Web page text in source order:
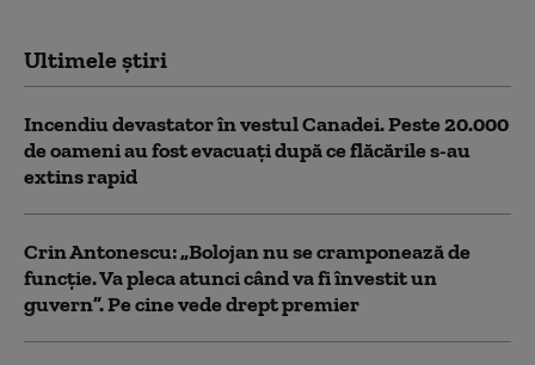
Ultimele știri
Incendiu devastator în vestul Canadei. Peste 20.000
de oameni au fost evacuați după ce flăcările s-au
extins rapid
Crin Antonescu: „Bolojan nu se cramponează de
funcție. Va pleca atunci când va fi învestit un
guvern”. Pe cine vede drept premier